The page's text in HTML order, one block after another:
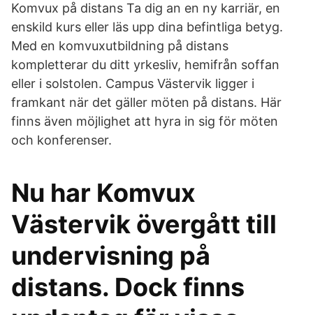
Komvux på distans Ta dig an en ny karriär, en
enskild kurs eller läs upp dina befintliga betyg.
Med en komvuxutbildning på distans
kompletterar du ditt yrkesliv, hemifrån soffan
eller i solstolen. Campus Västervik ligger i
framkant när det gäller möten på distans. Här
finns även möjlighet att hyra in sig för möten
och konferenser.
Nu har Komvux
Västervik övergått till
undervisning på
distans. Dock finns